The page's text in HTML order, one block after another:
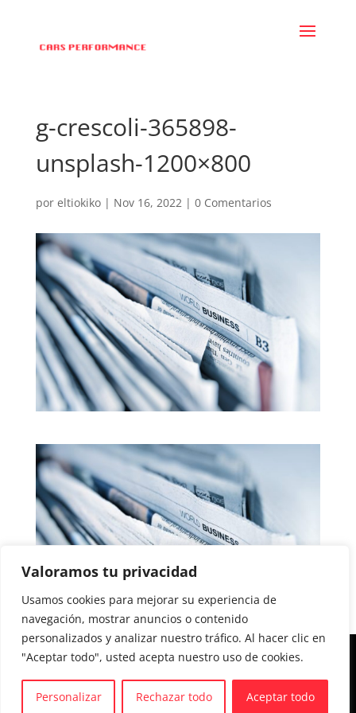
Valoramos tu privacidad
Usamos cookies para mejorar su experiencia de
navegación, mostrar anuncios o contenido
personalizados y analizar nuestro tráfico. Al hacer clic en
"Aceptar todo", usted acepta nuestro uso de cookies.
Personalizar Rechazar todo Aceptar todo
g-crescoli-365898-
unsplash-1200×800
por eltiokiko| Nov 16, 2022| 0 Comentarios
Aviso legal y Política de privacidad
Política de cookies